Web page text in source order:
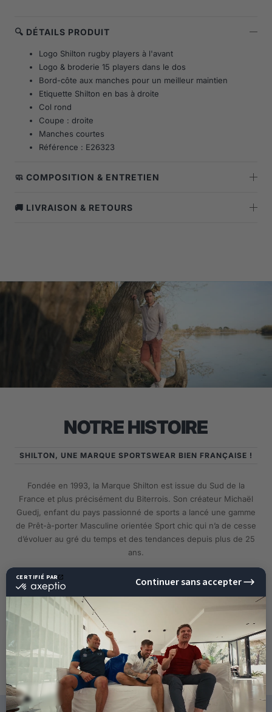
🔍 DÉTAILS PRODUIT
Logo Shilton rugby players à l'avant
Logo & broderie 15 players dans le dos
Bord-côte aux manches pour un meilleur maintien
Etiquette Shilton en bas à droite
Col rond
Coupe : droite
Manches courtes
Référence : E26323
🧼 COMPOSITION & ENTRETIEN
🚚 LIVRAISON & RETOURS
NOTRE HISTOIRE
SHILTON, UNE MARQUE SPORTSWEAR BIEN FRANÇAISE !
Fondée en 1993, la Marque Shilton est issue du Sud de la
France et plus précisément du Biterrois. Son créateur Michaël
Guedj, enfant du pays passionné de sports a lancé une gamme
de Prêt-à-porter Masculine orientée Sport chic qui n’a de cesse
d’évoluer au gré du temps et des tendances depuis plus de 25
ans.
10%DE RÉDUCTION
SUR VOTRE PROCHAINE
COMMANDE !